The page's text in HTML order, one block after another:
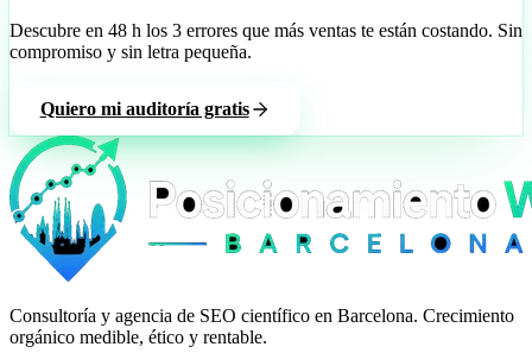
Descubre en 48 h los 3 errores que más ventas te están costando. Sin
compromiso y sin letra pequeña.
Quiero mi auditoría gratis
Consultoría y agencia de SEO científico en Barcelona. Crecimiento
orgánico medible, ético y rentable.